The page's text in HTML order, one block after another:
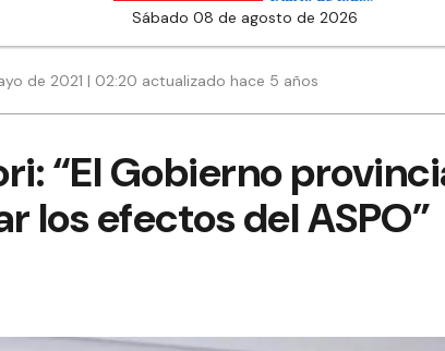
sábado 08 de agosto de 2026
de 2021 | 02:20 actualizado hace 5 años
“El Gobierno
los efectos del ASPO”